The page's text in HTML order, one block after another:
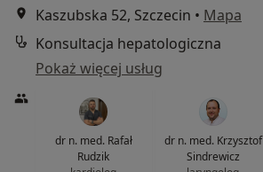
Kaszubska 52, Szczecin • Mapa
Konsultacja hepatologiczna
Pokaż więcej usług
dr n. med. Rafał
Rudzik
dr n. med. Krzysztof
Sindrewicz